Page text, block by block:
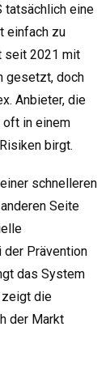
tatsächlich eine
einfach zu
seit 2021 mit
gesetzt, doch
Anbieter, die
oft in einem
birgt.
schnelleren
Seite
der Prävention
das System
zeigt die
der Markt